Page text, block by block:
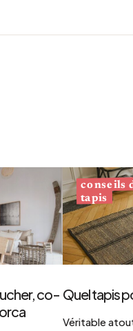
co-
conseils
tapis
Quel tapis
Véritable